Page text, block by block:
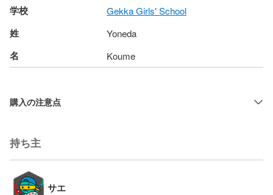
学校 Gekka Girls' School
姓 Yoneda
名 Koume
購入の注意点
持ち主
サエ